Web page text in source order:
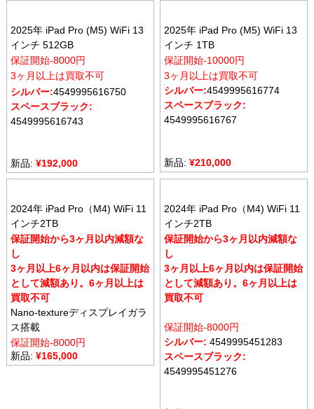
2025年 iPad Pro (M5) WiFi 13
インチ 512GB
保証開始-8000円
3ヶ月以上は買取不可
シルバー:4549995616750
スペースブラック:
4549995616743
新品: ¥192,000
2025年 iPad Pro (M5) WiFi 13
インチ 1TB
保証開始-10000円
3ヶ月以上は買取不可
シルバー:4549995616774
スペースブラック:
4549995616767
新品: ¥210,000
2024年 iPad Pro（M4) WiFi 11
インチ2TB
保証開始から3ヶ月以内減額な
し
3ヶ月以上6ヶ月以内は保証開始
として減額あり。6ヶ月以上は
買取不可
Nano-textureディスプレイガラ
ス搭載
保証開始-8000円
新品: ¥165,000
2024年 iPad Pro（M4) WiFi 11
インチ2TB
保証開始から3ヶ月以内減額な
し
3ヶ月以上6ヶ月以内は保証開始
として減額あり。6ヶ月以上は
買取不可
保証開始-8000円
シルバー: 4549995451283
スペースブラック:
4549995451276